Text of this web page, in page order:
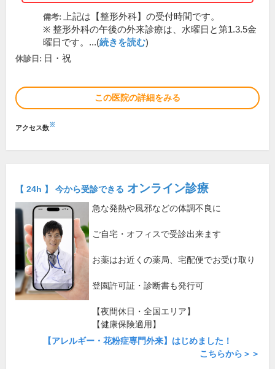
備考:
上記は【整形外科】の受付時間です。
※ 整形外科の午後の外来診療は、水曜日と第1.3.5金
曜日です。...(続きを読む)
休診日: 日・祝
この医院の詳細をみる
アクセス数※
【 24h 】 今から受診できる オンライン診療
急な発熱や風邪などの体調不良に
ご自宅・オフィスで受診出来ます
お薬はお近くの薬局、宅配便でお受け取り
登園許可証・診断書も発行可
【夜間休日・全国エリア】
【健康保険適用】
【アレルギー・花粉症専門外来】はじめました！
こちらから＞＞